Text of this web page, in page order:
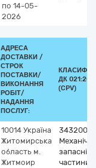
по 14-05-
2026
АДРЕСА
ДОСТАВКИ /
СТРОК
ПОСТАВКИ/
ВИКОНАННЯ
РОБІТ/
НАДАННЯ
ПОСЛУГ:
ДК
(CPV)
10014 Україна
Житомирська
область м.
Житмоир
Механічні
запасні
частини,